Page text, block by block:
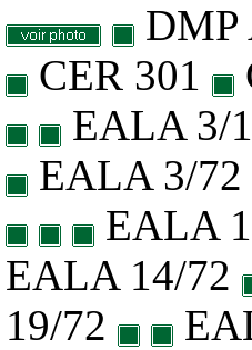
DMP
CER 301
EALA 3/
EALA 3/72
EALA
EALA 14/72
19/72